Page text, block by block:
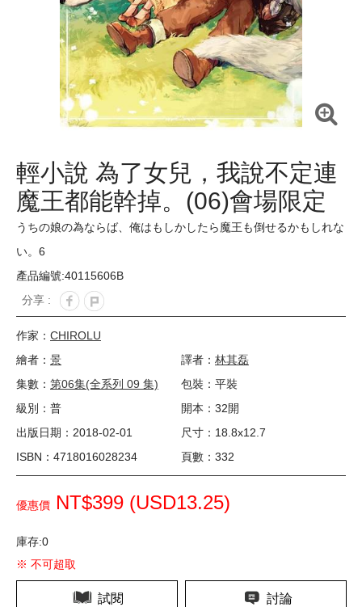
輕小說 為了女兒，我說不定連
魔王都能幹掉。(06)會場限定
版
うちの娘の為ならば、俺はもしかしたら魔王も倒せるかもしれな
い。6
產品編號:40115606B
分享 :
作家： CHIROLU
繪者： 景 譯者： 林其磊
集數： 第06集(全系列 09 集)
包裝：平裝
級別：普
開本：32開
出版日期：2018-02-01
尺寸：18.8x12.7
ISBN：4718016028234
頁數：332
優惠價 NT$399 (USD13.25)
庫存:0
※ 不可超取
試閱 討論